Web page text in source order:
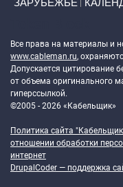
ЗАРУБЕЖЬЕ
Все права на материалы и
www.cableman.ru,
Допускается цитирование
от объема оригинального
гиперссылкой.
©2005 - 2026 «Кабельщик»
Политика сайта
отношении обработки
интернет
DrupalCoder — поддержка